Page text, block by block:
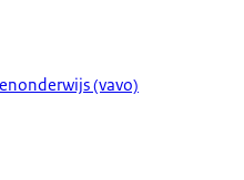
(vavo)